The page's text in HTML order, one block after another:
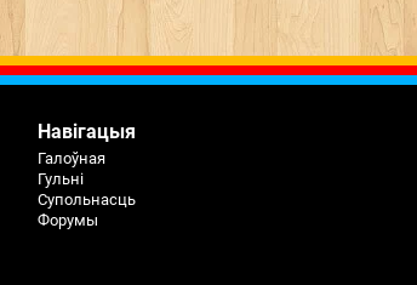
Навігацыя
Галоўная
Гульні
Супольнасць
Форумы